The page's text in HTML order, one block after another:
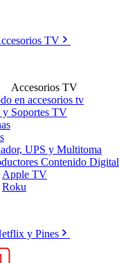
TV
Accesorios TV
en accesorios tv
y Soportes TV
UPS y Multitoma
Contenido Digital
Apple TV
Roku
y Pines